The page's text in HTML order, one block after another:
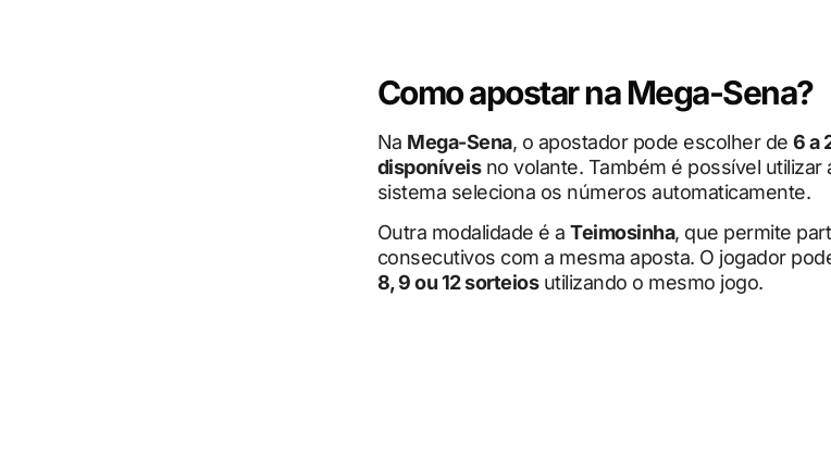
Como apostar na Mega-Sena?
Na Mega-Sena, o apostador pode escolher de 6 a
disponíveisno volante. Também é possível utilizar
sistema seleciona os números automaticamente.
Outra modalidade é a Teimosinha, que permite
consecutivos com a mesma aposta. O jogador
8, 9 ou 12 sorteiosutilizando o mesmo jogo.